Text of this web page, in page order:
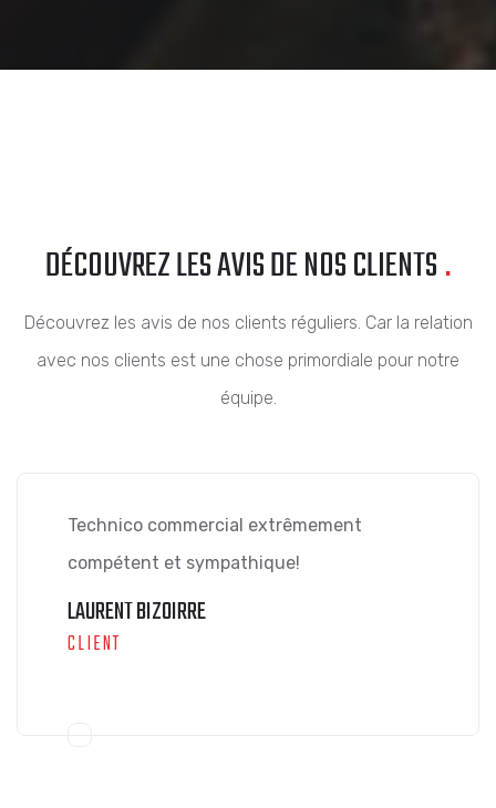
DÉCOUVREZ LES AVIS DE NOS CLIENTS.
Découvrez les avis de nos clients réguliers. Car la relation
avec nos clients est une chose primordiale pour notre
équipe.
Technico commercial extrêmement
compétent et sympathique!
LAURENT BIZOIRRE
CLIENT